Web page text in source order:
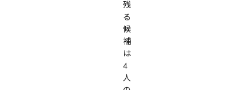
残
る
候
補
は
4
人